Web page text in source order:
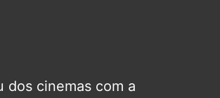
dos cinemas com a